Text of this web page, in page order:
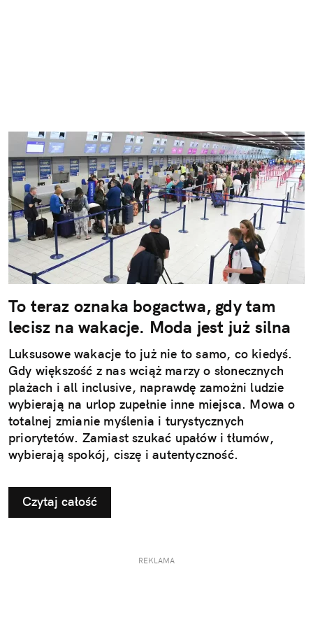
To teraz oznaka bogactwa, gdy tam
lecisz na wakacje. Moda jest już silna
Luksusowe wakacje to już nie to samo, co kiedyś.
Gdy większość z nas wciąż marzy o słonecznych
plażach i all inclusive, naprawdę zamożni ludzie
wybierają na urlop zupełnie inne miejsca. Mowa o
totalnej zmianie myślenia i turystycznych
priorytetów. Zamiast szukać upałów i tłumów,
wybierają spokój, ciszę i autentyczność.
Czytaj całość
REKLAMA